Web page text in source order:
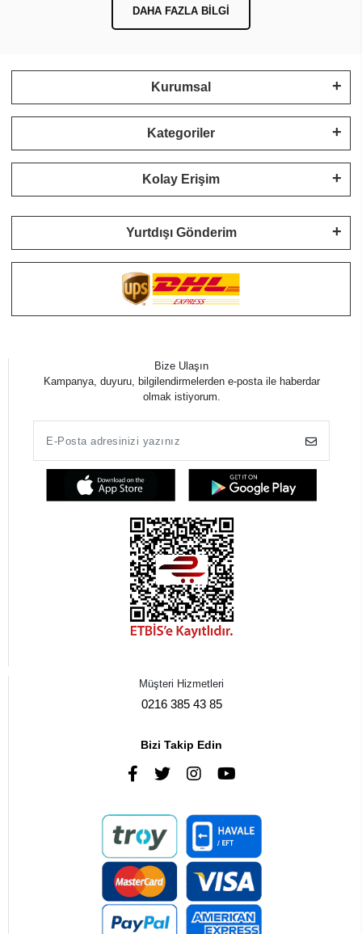
DAHA FAZLA BILGI
Kurumsal
Kategoriler
Kolay Erişim
Yurtdışı Gönderim
Bize Ulaşın
Kampanya, duyuru, bilgilendirmelerden e-posta ile haberdar
olmak istiyorum.
Müşteri Hizmetleri
0216 385 43 85
Bizi Takip Edin